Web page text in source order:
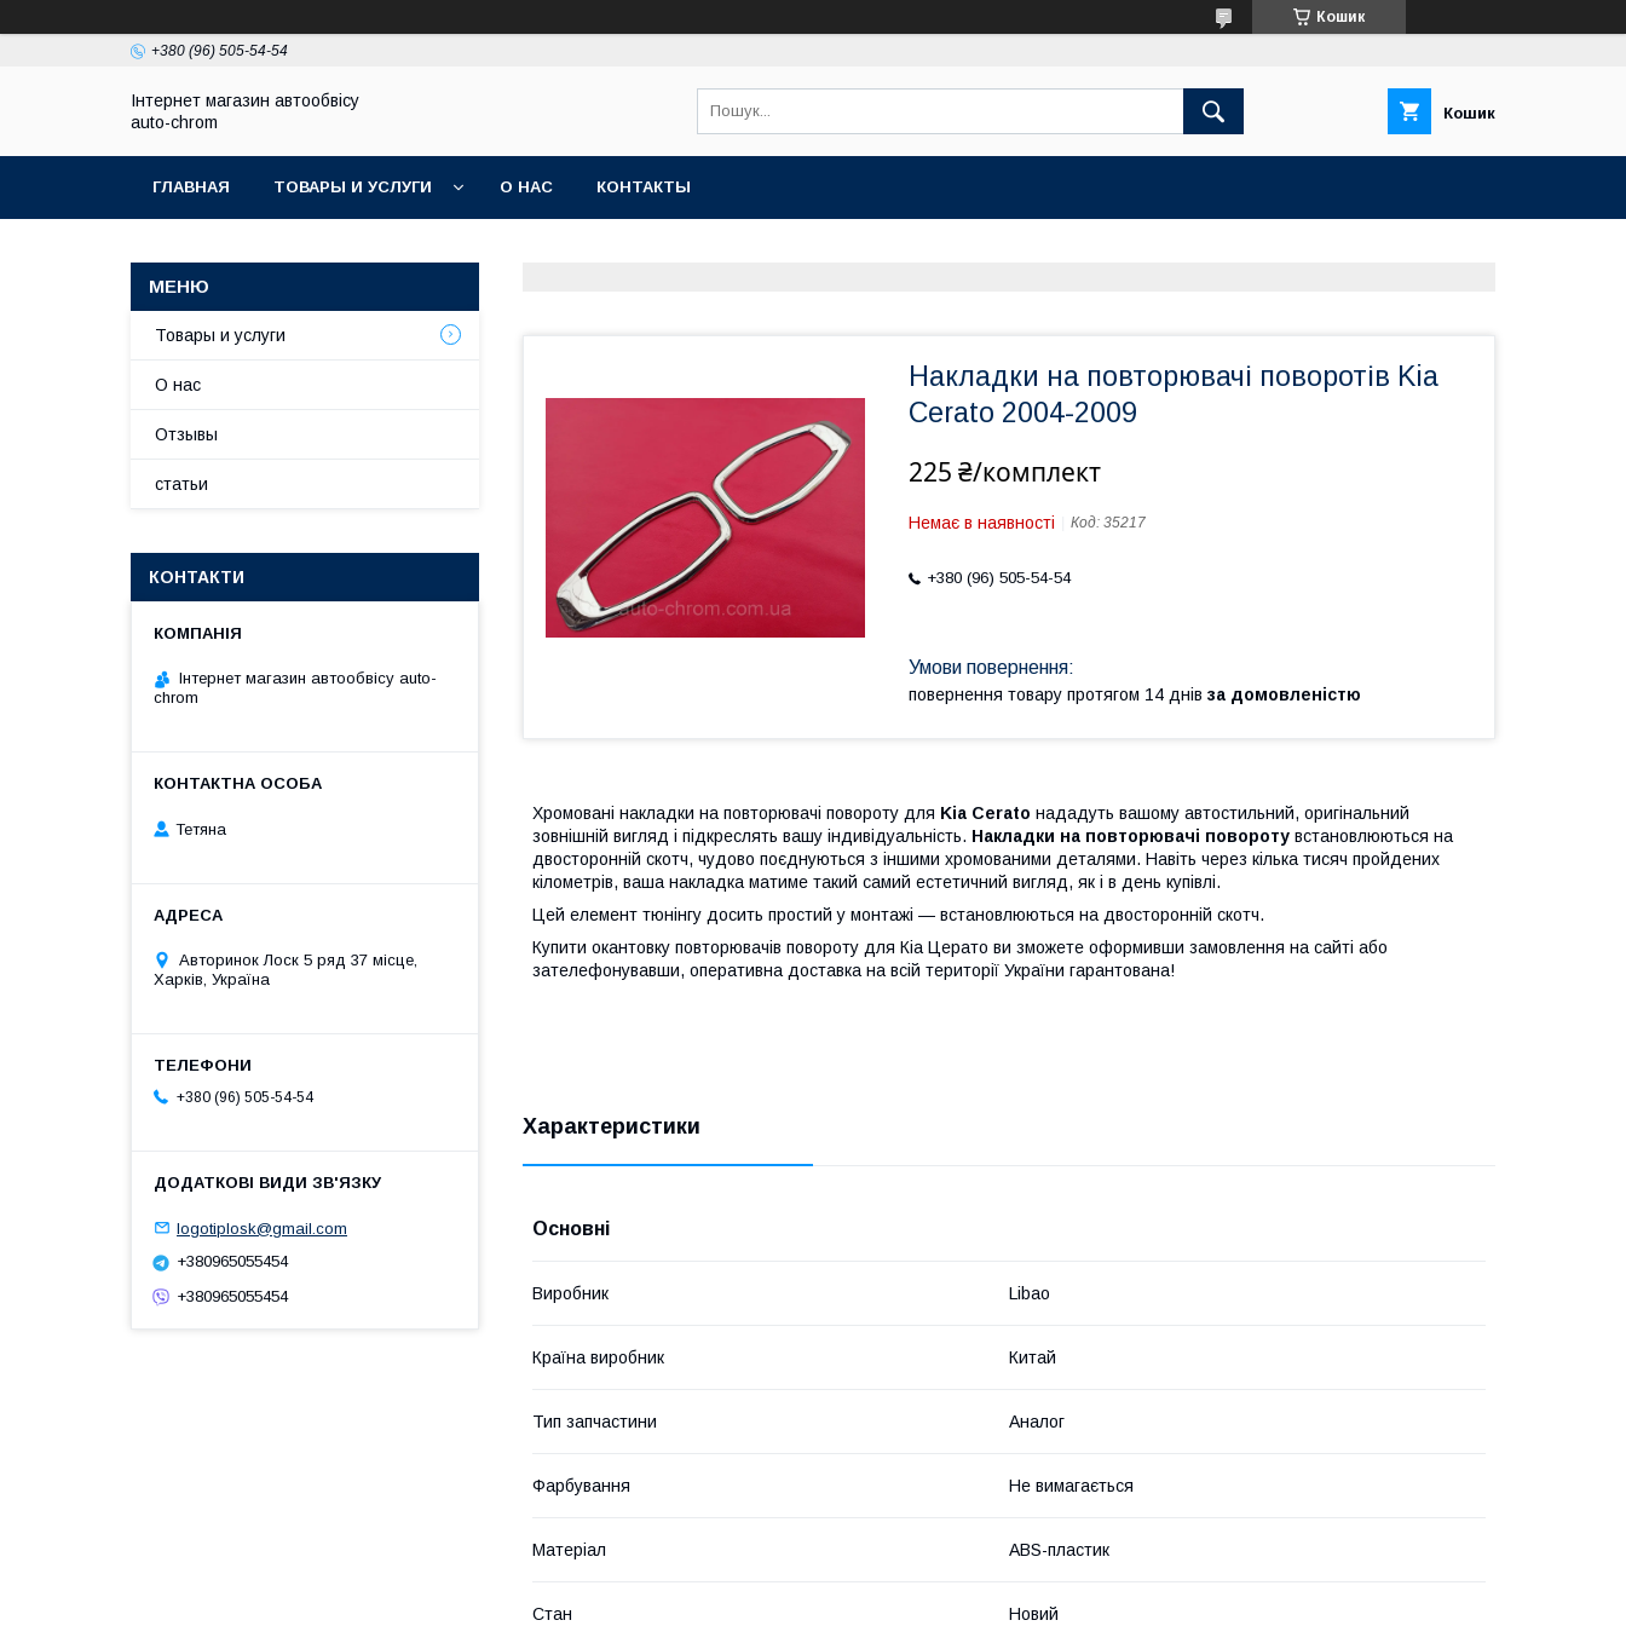
Кошик
+380 (96) 505-54-54
Інтернет магазин автообвісу
auto-chrom
Кошик
ГЛАВНАЯ ТОВАРЫ И УСЛУГИ О НАС КОНТАКТЫ
Накладки на повторювачі поворотів Kia
Cerato 2004-2009
225 ₴/комплект
Немає в наявності Код: 35217
+380 (96) 505-54-54
повернення товару протягом 14 днів за домовленістю
Хромовані накладки на повторювачі повороту для Kia Cerato нададуть вашому автостильний, оригінальний
зовнішній вигляд і підкреслять вашу індивідуальність. Накладки на повторювачі повороту встановлюються на
двосторонній скотч, чудово поєднуються з іншими хромованими деталями. Навіть через кілька тисяч пройдених
кілометрів, ваша накладка матиме такий самий естетичний вигляд, як і в день купівлі.
Цей елемент тюнінгу досить простий у монтажі — встановлюються на двосторонній скотч.
Купити окантовку повторювачів повороту для Кіа Церато ви зможете оформивши замовлення на сайті або
зателефонувавши, оперативна доставка на всій території України гарантована!
Характеристики
Основні
Виробник Libao
Країна виробник Китай
Тип запчастини Аналог
Фарбування Не вимагається
Матеріал ABS-пластик
Стан Новий
Товары и услуги
О нас
Отзывы
статьи
КОНТАКТИ
Інтернет магазин автообвісу auto-
chrom
Тетяна
Авторинок Лоск 5 ряд 37 місце,
Харків, Україна
+380 (96) 505-54-54
logotiplosk@gmail.com
+380965055454
+380965055454